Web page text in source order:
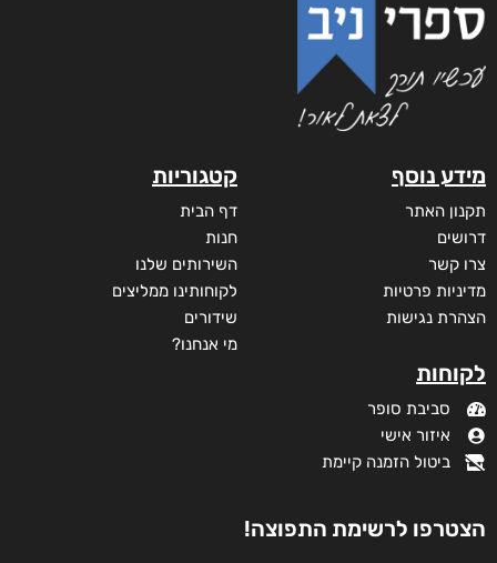
מידע נוסף
תקנון האתר
דרושים
צרו קשר
מדיניות פרטיות
הצהרת נגישות
לקוחות
סביבת סופר
איזור אישי
ביטול הזמנה קיימת
קטגוריות
דף הבית
חנות
השירותים שלנו
לקוחותינו ממליצים
שידורים
מי אנחנו?
הצטרפו לרשימת התפוצה!